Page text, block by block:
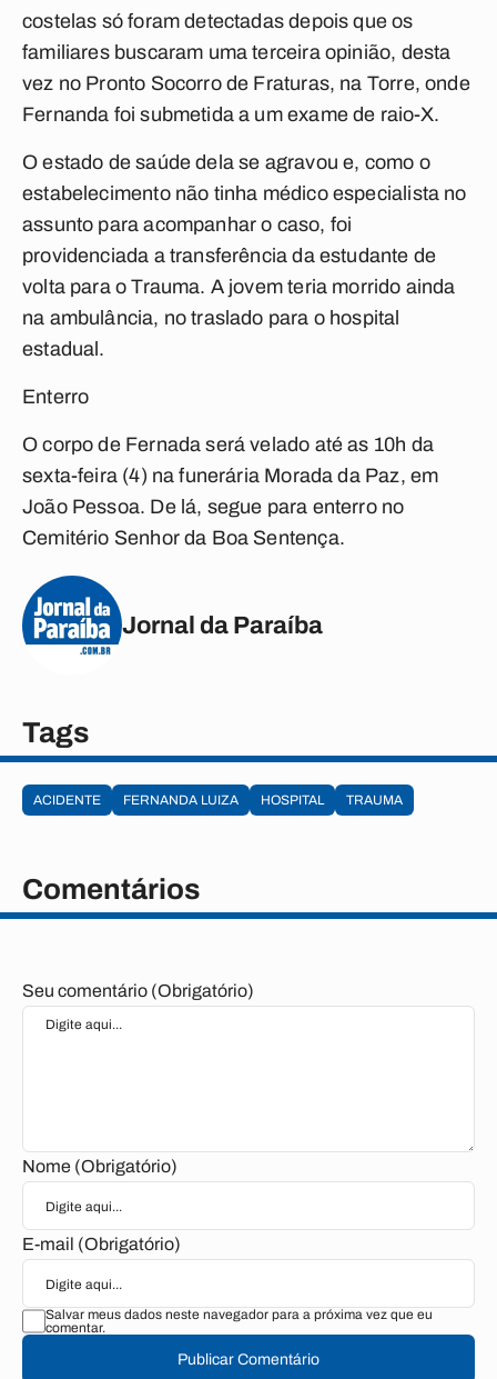
costelas só foram detectadas depois que os
familiares buscaram uma terceira opinião, desta
vez no Pronto Socorro de Fraturas, na Torre, onde
Fernanda foi submetida a um exame de raio-X.
O estado de saúde dela se agravou e, como o
estabelecimento não tinha médico especialista no
assunto para acompanhar o caso, foi
providenciada a transferência da estudante de
volta para o Trauma. A jovem teria morrido ainda
na ambulância, no traslado para o hospital
estadual.
Enterro
O corpo de Fernada será velado até as 10h da
sexta-feira (4) na funerária Morada da Paz, em
João Pessoa. De lá, segue para enterro no
Cemitério Senhor da Boa Sentença.
Jornal da Paraíba
Tags
ACIDENTE FERNANDA LUIZA HOSPITAL TRAUMA
Comentários
Seu comentário (Obrigatório)
Nome (Obrigatório)
E-mail (Obrigatório)
Salvar meus dados neste navegador para a próxima vez que eu
comentar.
Publicar Comentário